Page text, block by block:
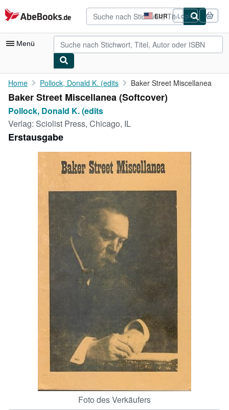
Zum Hauptinhalt
AbeBooks.de EUR
Seite
der
Einkaufseinstellungen.
Login
Menü
Nutzerkonto
Meine Bestellungen
Detailsuche
Sammlungen
Antiquarische Bücher
Kunst & Sammlerstücke
Verkäufer werden
SCHLIESSEN
Home Pollock, Donald K. (edits Baker Street Miscellanea
Baker Street Miscellanea (Softcover)
Pollock, Donald K. (edits
Verlag: Sciolist Press, Chicago, IL
Erstausgabe
Foto des Verkäufers